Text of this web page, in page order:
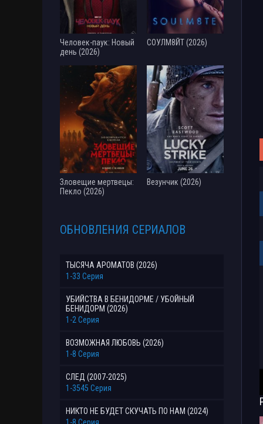
Человек-паук: Новый
день (2026)
СОУЛМ8ЙТ (2026)
Зловещие мертвецы:
Пекло (2026)
Везунчик (2026)
ОБНОВЛЕНИЯ СЕРИАЛОВ
ТЫСЯЧА АРОМАТОВ (2026)
1-33 Серия
УБИЙСТВА В БЕНИДОРМЕ / УБОЙНЫЙ
БЕНИДОРМ (2026)
1-2 Серия
ВОЗМОЖНАЯ ЛЮБОВЬ (2026)
1-8 Серия
СЛЕД (2007-2025)
1-3545 Серия
НИКТО НЕ БУДЕТ СКУЧАТЬ ПО НАМ (2024)